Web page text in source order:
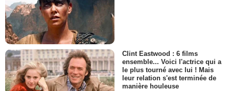
Clint Eastwood : 6 films
ensemble... Voici l'actrice qui a
le plus tourné avec lui ! Mais
leur relation s'est terminée de
manière houleuse